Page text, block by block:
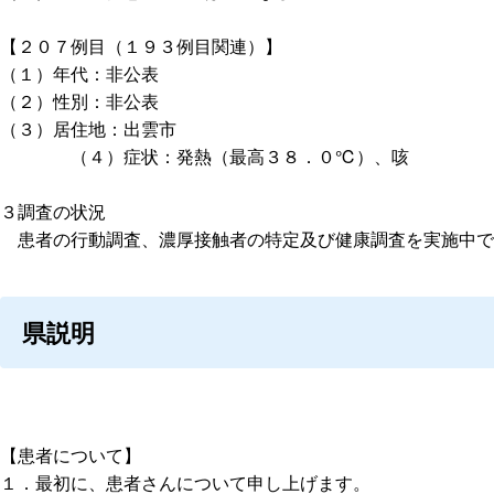
【２０７例目（１９３例目関連）】
（１）年代：非公表
（２）性別：非公表
（３）居住地：出雲市
（４）症状：発熱（最高３８．０℃）、咳
３調査の状況
患者の行動調査、濃厚接触者の特定及び健康調査を実施中
県説明
【患者について】
１．最初に、患者さんについて申し上げます。